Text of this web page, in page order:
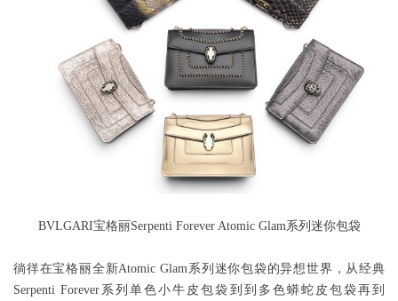
BVLGARI宝格丽Serpenti Forever Atomic Glam系列迷你包袋
徜徉在宝格丽全新Atomic Glam系列迷你包袋的异想世界，从经典
Serpenti Forever系列单色小牛皮包袋到到多色蟒蛇皮包袋再到